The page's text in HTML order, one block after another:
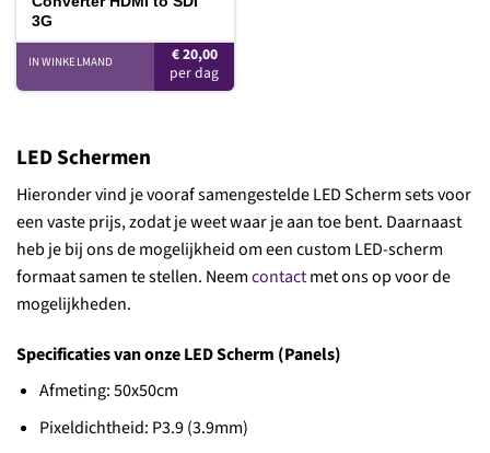
3G
€20,00
IN WINKELMAND
LED Schermen
Hieronder vind je vooraf samengestelde LED Scherm sets voor
een vaste prijs, zodat je weet waar je aan toe bent. Daarnaast
heb je bij ons de mogelijkheid om een custom LED-scherm
formaat samen te stellen. Neemcontactmet ons op voor de
mogelijkheden.
Specificaties van onze LED Scherm (Panels)
Afmeting: 50x50cm
Pixeldichtheid: P3.9 (3.9mm)